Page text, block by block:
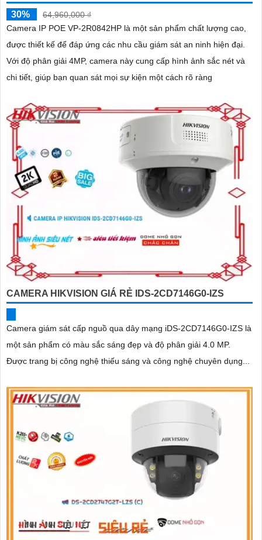
30%
64,960,000 ₫
Camera IP POE VP-2R0842HP là một sản phẩm chất lượng cao,
được thiết kế để đáp ứng các nhu cầu giám sát an ninh hiện đại.
Với độ phân giải 4MP, camera này cung cấp hình ảnh sắc nét và
chi tiết, giúp bạn quan sát mọi sự kiện một cách rõ ràng
CAMERA HIKVISION GIÁ RẺ IDS-2CD7146G0-IZS
Camera giám sát cấp nguồ qua dây mạng iDS-2CD7146G0-IZS là
một sản phẩm có màu sắc sáng đẹp và độ phân giải 4.0 MP.
Được trang bị công nghệ thiếu sáng và công nghệ chuyên dụng...